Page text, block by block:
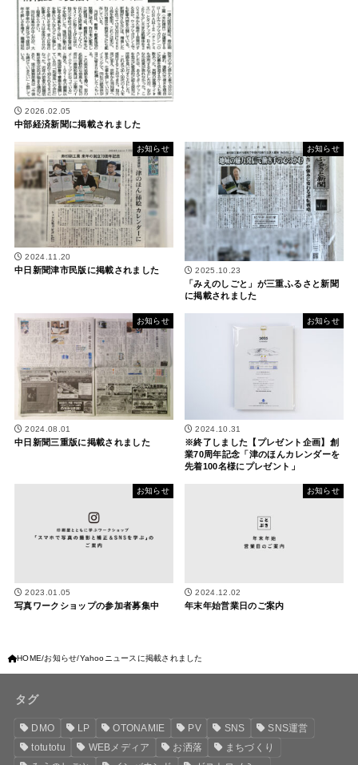
2026.02.05
中部経済新聞に掲載されました
お知らせ
2024.11.20
中日新聞津市民版に掲載されました
お知らせ
2025.10.23
「みえのしごと」が三重ふるさと新聞
に掲載されました
お知らせ
2024.08.01
中日新聞三重版に掲載されました
お知らせ
2024.10.31
※終了しました【プレゼント企画】創
業70周年記念「津のほんカレンダーを
先着100名様にプレゼント」
お知らせ
2023.01.05
写真ワークショップの参加者募集中
お知らせ
2024.12.02
年末年始営業日のご案内
HOME お知らせ Yahooニュースに掲載されました
タグ
DMO LP OTONAMIE PV SNS
SNS運営
totutotu
WEBメディア お洒落
まちづくり